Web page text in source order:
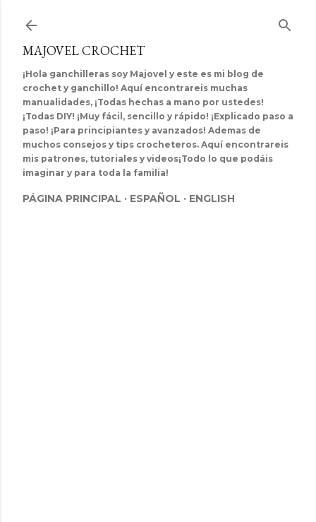
MAJOVEL CROCHET
¡Hola ganchilleras soy Majovel y este es mi blog de
crochet y ganchillo! Aquí encontrareis muchas
manualidades, ¡Todas hechas a mano por ustedes!
¡Todas DIY! ¡Muy fácil, sencillo y rápido! ¡Explicado paso a
paso! ¡Para principiantes y avanzados! Ademas de
muchos consejos y tips crocheteros. Aquí encontrareis
mis patrones, tutoriales y videos¡Todo lo que podáis
imaginar y para toda la familia!
PÁGINA PRINCIPAL ESPAÑOL ENGLISH